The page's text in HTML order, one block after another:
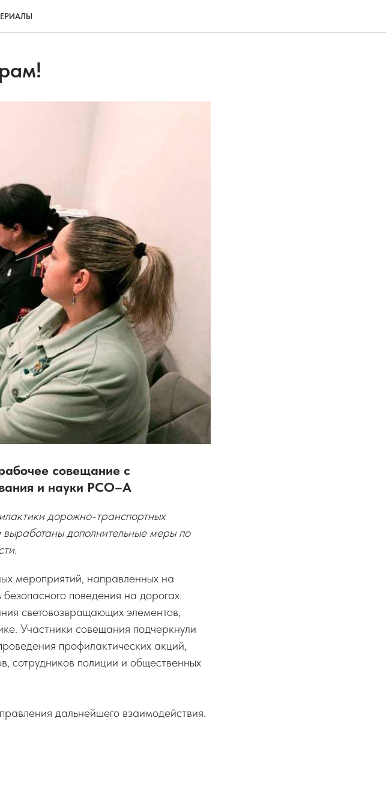
совещание с
и науки РСО–А
дорожно-транспортных
дополнительные меры по
мероприятий, направленных на
поведения на дорогах.
световозвращающих элементов,
Участники совещания подчеркнули
профилактических акций,
сотрудников полиции и общественных
дальнейшего взаимодействия.